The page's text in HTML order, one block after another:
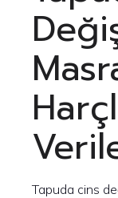
Tapuda cins